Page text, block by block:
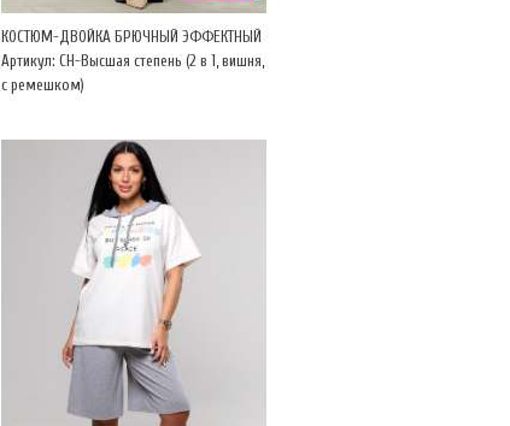
КОСТЮМ-ДВОЙКА БРЮЧНЫЙ ЭФФЕКТНЫЙ
Артикул: CH-Высшая степень (2 в 1, вишня,
с ремешком)